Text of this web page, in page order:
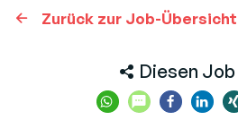
Zurück zur Job-Übersicht
Diesen